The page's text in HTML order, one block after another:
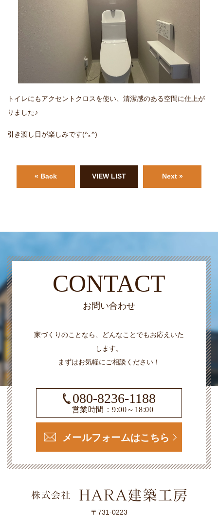
トイレにもアクセントクロスを使い、清潔感のある空間に仕上が
りました♪
引き渡し日が楽しみです(^｡^)
« Back VIEW LIST Next »
CONTACT
お問い合わせ
家づくりのことなら、どんなことでもお応えいた
します。
まずはお気軽にご相談ください！
080-8236-1188
営業時間：9:00～18:00
メールフォームはこちら
〒731-0223